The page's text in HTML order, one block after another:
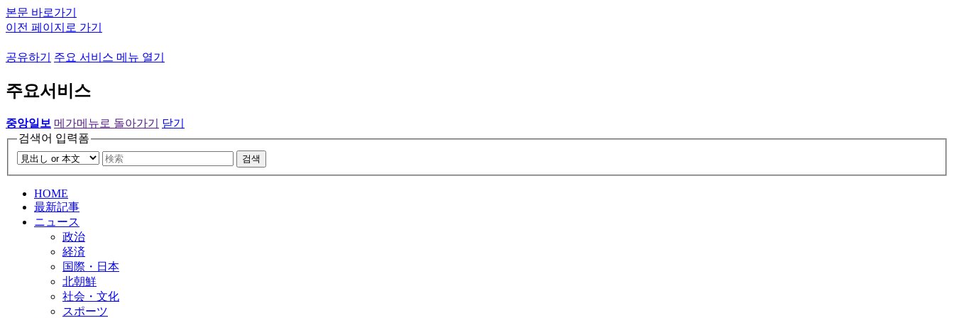
본문 바로가기
이전 페이지로 가기
공유하기 주요 서비스 메뉴 열기
주요서비스
중앙일보 메가메뉴로 돌아가기
닫기
검색어 입력폼
검색
HOME
最新記事
ニュース
政治
経済
国際・日本
北朝鮮
社会・文化
スポーツ